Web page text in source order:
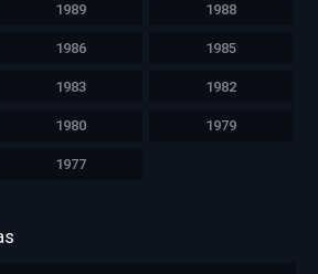
1989 1988
1986 1985
1983 1982
1980 1979
1977